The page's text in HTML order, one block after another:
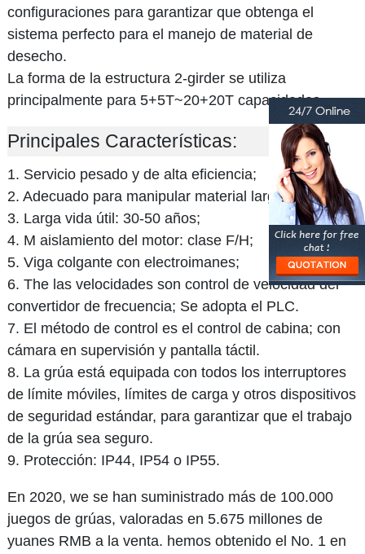
configuraciones para garantizar que obtenga el
sistema perfecto para el manejo de material de
desecho.
La forma de la estructura 2-girder se utiliza
principalmente para 5+5T~20+20T capacidades.
Principales Características:
1. Servicio pesado y de alta eficiencia;
2. Adecuado para manipular material largo;
3. Larga vida útil: 30-50 años;
4. M aislamiento del motor: clase F/H;
5. Viga colgante con electroimanes;
6. The las velocidades son control de velocidad del
convertidor de frecuencia; Se adopta el PLC.
7. El método de control es el control de cabina; con
cámara en supervisión y pantalla táctil.
8. La grúa está equipada con todos los interruptores
de límite móviles, límites de carga y otros dispositivos
de seguridad estándar, para garantizar que el trabajo
de la grúa sea seguro.
9. Protección: IP44, IP54 o IP55.
En 2020, we se han suministrado más de 100.000
juegos de grúas, valoradas en 5.675 millones de
yuanes RMB a la venta. hemos obtenido el No. 1 en